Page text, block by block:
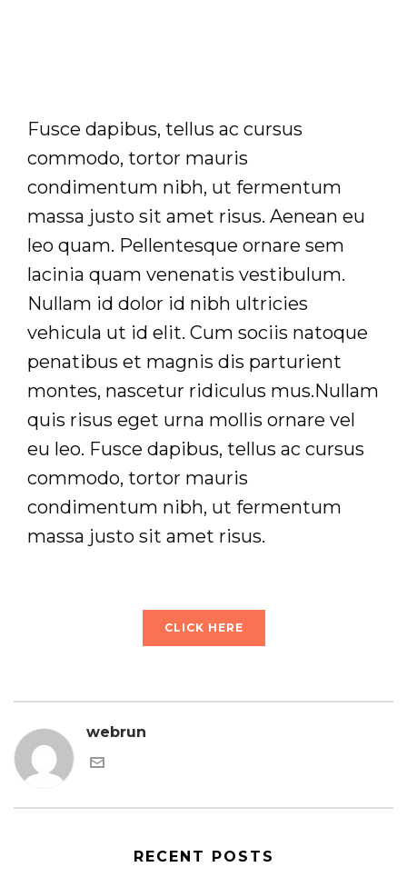
Fusce dapibus, tellus ac cursus
commodo, tortor mauris
condimentum nibh, ut fermentum
massa justo sit amet risus. Aenean eu
leo quam. Pellentesque ornare sem
lacinia quam venenatis vestibulum.
Nullam id dolor id nibh ultricies
vehicula ut id elit. Cum sociis natoque
penatibus et magnis dis parturient
montes, nascetur ridiculus mus.Nullam
quis risus eget urna mollis ornare vel
eu leo. Fusce dapibus, tellus ac cursus
commodo, tortor mauris
condimentum nibh, ut fermentum
massa justo sit amet risus.
CLICK HERE
webrun
RECENT POSTS